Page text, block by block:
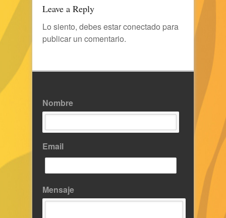
Leave a Reply
Lo siento, debes estarconectado para
publicar un comentario.
Nombre
Email
Mensaje